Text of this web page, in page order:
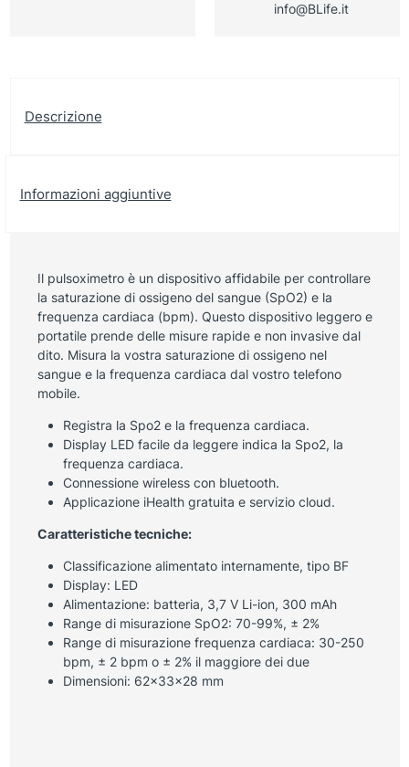
info@BLife.it
Descrizione
Informazioni aggiuntive
Il pulsoximetro è un dispositivo affidabile per controllare
la saturazione di ossigeno del sangue (SpO2) e la
frequenza cardiaca (bpm). Questo dispositivo leggero e
portatile prende delle misure rapide e non invasive dal
dito. Misura la vostra saturazione di ossigeno nel
sangue e la frequenza cardiaca dal vostro telefono
mobile.
Registra la Spo2 e la frequenza cardiaca.
Display LED facile da leggere indica la Spo2, la
frequenza cardiaca.
Connessione wireless con bluetooth.
Applicazione iHealth gratuita e servizio cloud.
Caratteristiche tecniche:
Classificazione alimentato internamente, tipo BF
Display: LED
Alimentazione: batteria, 3,7 V Li-ion, 300 mAh
Range di misurazione SpO2: 70-99%, ± 2%
Range di misurazione frequenza cardiaca: 30-250
bpm, ± 2 bpm o ± 2% il maggiore dei due
Dimensioni: 62x33x28 mm